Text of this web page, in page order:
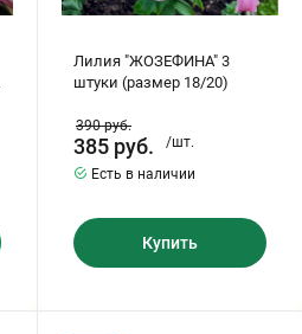
Лилия "ЖОЗЕФИНА" 3
штуки (размер 18/20)
390руб.
385 руб.
/шт.
Есть в наличии
Купить